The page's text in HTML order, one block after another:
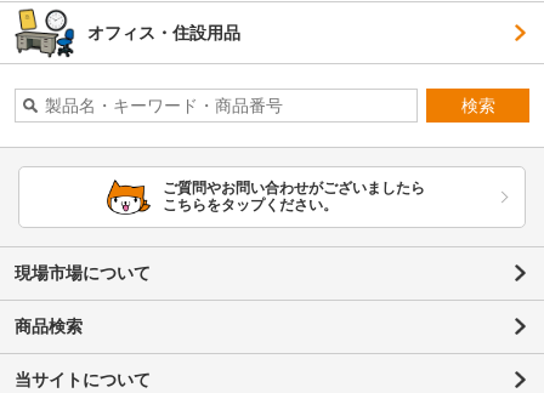
オフィス・住設用品
検索
ご質問やお問い合わせがございましたら
こちらをタップください。
現場市場について
商品検索
当サイトについて